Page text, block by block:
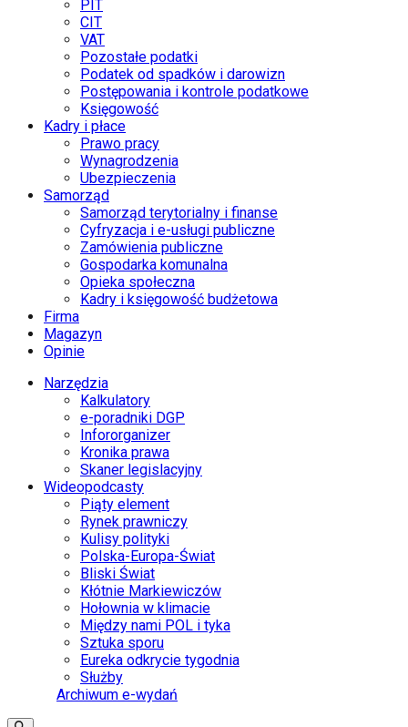
PIT
CIT
VAT
Pozostałe podatki
Podatek od spadków i darowizn
Postępowania i kontrole podatkowe
Księgowość
Kadry i płace
Prawo pracy
Wynagrodzenia
Ubezpieczenia
Samorząd
Samorząd terytorialny i finanse
Cyfryzacja i e-usługi publiczne
Zamówienia publiczne
Gospodarka komunalna
Opieka społeczna
Kadry i księgowość budżetowa
Firma
Magazyn
Opinie
Narzędzia
Kalkulatory
e-poradniki DGP
Infororganizer
Kronika prawa
Skaner legislacyjny
Wideopodcasty
Piąty element
Rynek prawniczy
Kulisy polityki
Polska-Europa-Świat
Bliski Świat
Kłótnie Markiewiczów
Hołownia w klimacie
Między nami POL i tyka
Sztuka sporu
Eureka odkrycie tygodnia
Służby
Archiwum e-wydań